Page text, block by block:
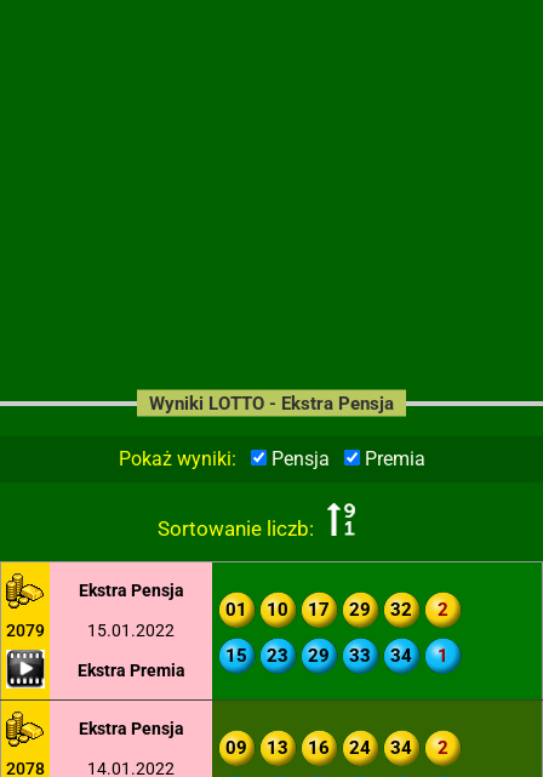
Pokaż wyniki: Pensja Premia
Sortowanie liczb:
Wyniki LOTTO - Ekstra Pensja
2079
Ekstra Pensja
15.01.2022
Ekstra Premia
01 10 17 29 32 2
15 23 29 33 34 1
2078
Ekstra Pensja
14.01.2022
09 13 16 24 34 2